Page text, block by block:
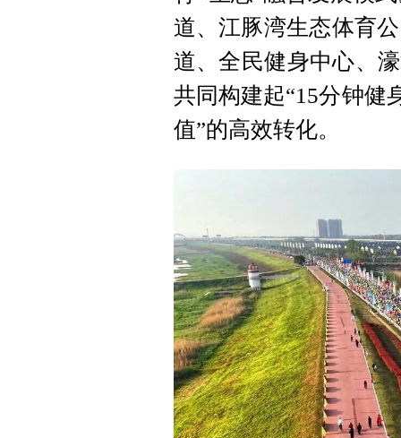
道、江豚湾生态体育
道、全民健身中心、
共同构建起“15分钟健
值”的高效转化。